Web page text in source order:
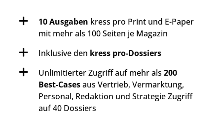
10 Ausgaben kress pro Print und E-Paper
mit mehr als 100 Seiten je Magazin
Inklusive den kress pro-Dossiers
Unlimitierter Zugriff auf mehr als 200
Best-Casesaus Vertrieb, Vermarktung,
Personal, Redaktion und Strategie Zugriff
auf 40 Dossiers